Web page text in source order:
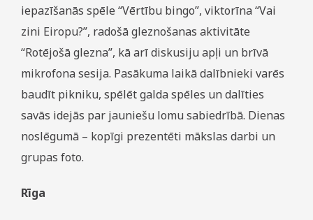
iepazīšanās spēle “Vērtību bingo”, viktorīna “Vai
zini Eiropu?”, radošā gleznošanas aktivitāte
“Rotējošā glezna”, kā arī diskusiju apļi un brīvā
mikrofona sesija. Pasākuma laikā dalībnieki varēs
baudīt pikniku, spēlēt galda spēles un dalīties
savās idejās par jauniešu lomu sabiedrībā. Dienas
noslēgumā – kopīgi prezentēti mākslas darbi un
grupas foto.
Rīga